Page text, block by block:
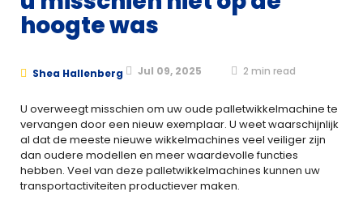
hoogte was
Shea Hallenberg Jul 09, 2025 2 min read
U overweegt misschien om uw oude palletwikkelmachine te
vervangen door een nieuw exemplaar. U weet waarschijnlijk
al dat de meeste nieuwe wikkelmachines veel veiliger zijn
dan oudere modellen en meer waardevolle functies
hebben. Veel van deze palletwikkelmachines kunnen uw
transportactiviteiten productiever maken.